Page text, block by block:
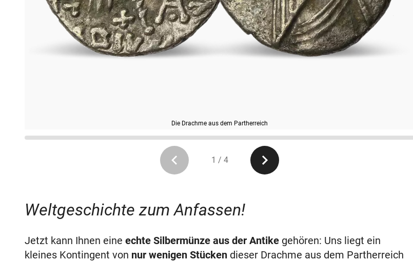
Die Drachme aus dem Partherreich
1 / 4
Weltgeschichte zum Anfassen!
Jetzt kann Ihnen eine echte Silbermünze aus der Antike gehören: Uns liegt ein
kleines Kontingent von nur wenigen Stücken dieser Drachme aus dem Partherreich